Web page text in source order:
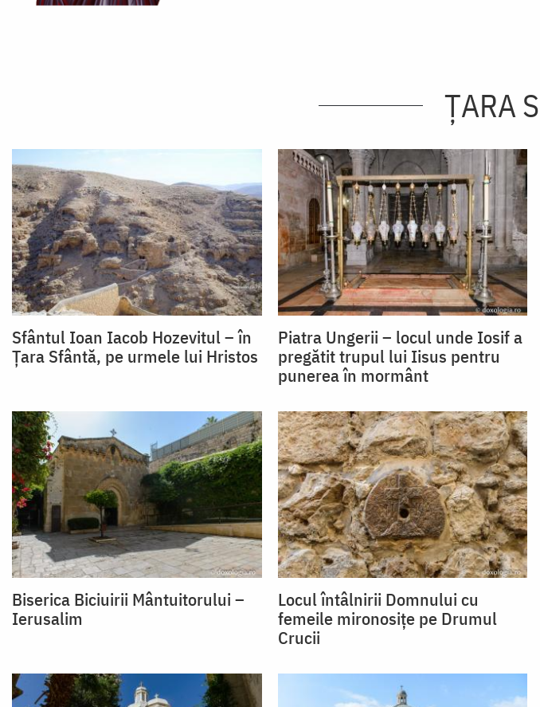
ȚARA
Sfântul Ioan Iacob Hozevitul – în
Țara Sfântă, pe urmele lui Hristos
Piatra Ungerii – locul unde Iosif a
pregătit trupul lui Iisus pentru
punerea în mormânt
Biserica Biciuirii Mântuitorului –
Ierusalim
Locul întâlnirii Domnului cu
femeile mironosițe pe Drumul
Crucii